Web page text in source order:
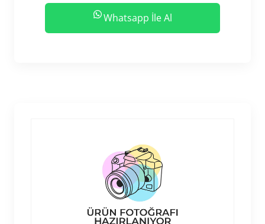
Whatsapp İle Al